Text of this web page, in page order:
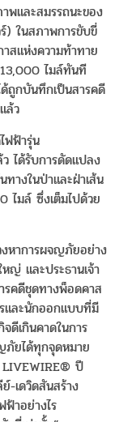
พและสมรรถนะของ
) ในสภาพการขับขี่
สแห่งความท้าทาย
ไมล์ทันที
ถูกบันทึกเป็นสารคดี
ล้ว
ฟฟ้ารุ่น
ได้รับการดัดแปลง
ทางในป่าและฝ่าเส้น
ไมล์ ซึ่งเต็มไปด้วย
งหาการผจญภัยอย่าง
ญ่ และประธานเจ้า
รคดีชุดทางพ็อดคาส
และนักออกแบบที่มี
ดีเกินคาดในการ
ภัยได้ทุกจุดหมาย
LIVEWIRE® ปี
-เดวิดสันสร้าง
ฟ้าอย่างไร